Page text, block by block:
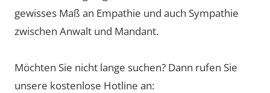
gewisses Maß an Empathie und auch Sympathie
zwischen Anwalt und Mandant.
Möchten Sie nicht lange suchen? Dann rufen Sie
unsere kostenlose Hotline an: